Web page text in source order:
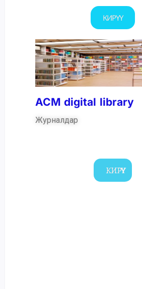
КИРҮҮ
ACM digital library
Журналдар
КИРҮҮ